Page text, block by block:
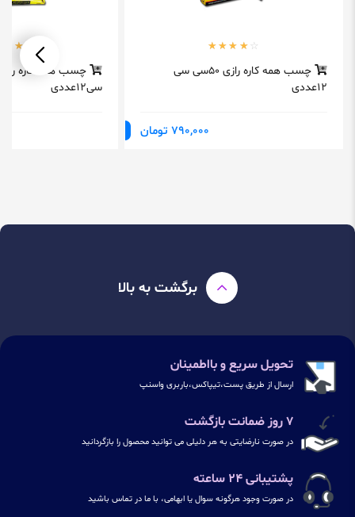
چسب همه کاره رازی 50سی سی
12عددی
790,000 تومان
سی12عددی
برگشت به بالا
تحویل سریع و بااطمینان
ارسال از طریق پست،تیپاکس،باربری واسنپ
۷ روز ضمانت بازگشت
در صورت نارضایتی به هر دلیلی می توانید محصول را بازگردانید
پشتیبانی ۲۴ ساعته
در صورت وجود هرگونه سوال یا ابهامی، با ما در تماس باشید